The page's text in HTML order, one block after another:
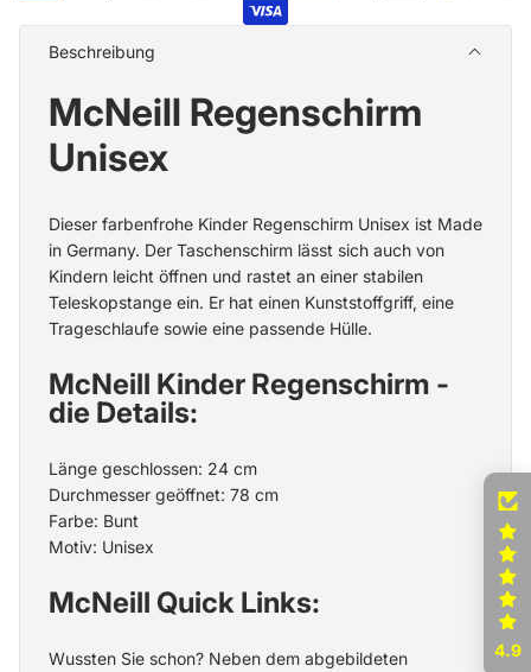
Beschreibung
McNeill Regenschirm
Unisex
Dieser farbenfrohe Kinder Regenschirm Unisex ist Made
in Germany. Der Taschenschirm lässt sich auch von
Kindern leicht öffnen und rastet an einer stabilen
Teleskopstange ein. Er hat einen Kunststoffgriff, eine
Trageschlaufe sowie eine passende Hülle.
McNeill Kinder Regenschirm -
die Details:
Länge geschlossen: 24 cm
Durchmesser geöffnet: 78 cm
Farbe: Bunt
Motiv: Unisex
McNeill Quick Links:
Wussten Sie schon? Neben dem abgebildeten
4.9